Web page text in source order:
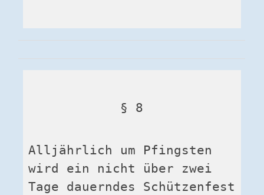
§ 8
Alljährlich um Pfingsten
wird ein nicht über zwei
Tage dauerndes Schützenfest